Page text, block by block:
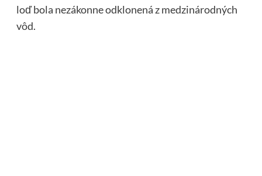
loď bola nezákonne odklonená z medzinárodných
vôd.